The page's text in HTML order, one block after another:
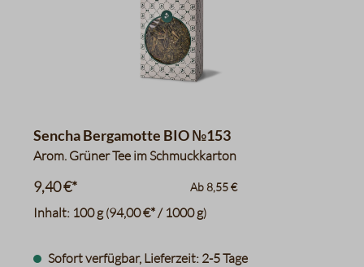
Sencha Bergamotte BIO №153
Arom. Grüner Tee im Schmuckkarton
Inhalt: 100 g(94,00 €* / 1000 g)
9,40 €* Ab 8,55 €
Sofort verfügbar, Lieferzeit: 2-5 Tage